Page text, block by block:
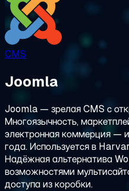
CMS
Joomla
Joomla — зрелая CMS с
Многоязычность,
электронная коммерция —
года. Используется в
Надёжная альтернатива
возможностями
доступа из коробки.